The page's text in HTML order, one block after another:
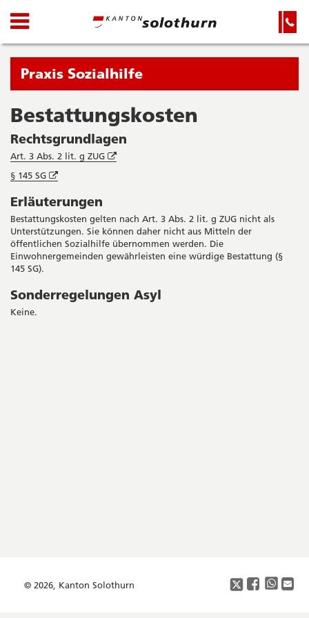
Kanton
Solothurn
Wichtige
Seiten
Startseite
Hauptnavigation
Inhalt
Suche
Navigation
und
Suche
Navigation
Sie
befinden
sich
gerade
in:
Praxis Sozialhilfe
Bestattungskosten
Rechtsgrundlagen
Art. 3 Abs. 2 lit. g ZUG
Öffnet
§ 145 SG
Öffnet
neuem
Fenster
Erläuterungen
Bestattungskosten gelten nach Art. 3 Abs. 2 lit. g ZUG nicht als
Unterstützungen. Sie können daher nicht aus Mitteln der
öffentlichen Sozialhilfe übernommen werden. Die
Einwohnergemeinden gewährleisten eine würdige Bestattung (§
145 SG).
Sonderregelungen Asyl
Keine.
© 2026, Kanton Solothurn